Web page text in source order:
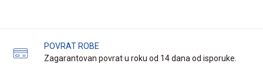
POVRAT ROBE
Zagarantovan povrat u roku od 14 dana od isporuke.